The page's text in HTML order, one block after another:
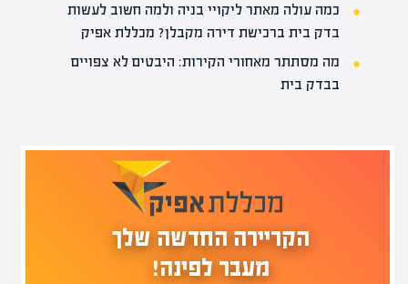
כמה עולה מאתר ליקויי בניה ולמה חשוב לעשות
בדק בית ברכישת דירה מקבלן? מכללת אפיק
מה מסתתר מאחורי הקירות: היבטים לא צפויים
בבדק בית
הקריירה החדשה שלך
מעבר לפינה!